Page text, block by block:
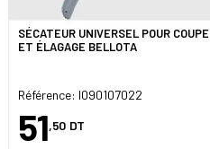
SÉCATEUR UNIVERSEL POUR COUPE
ET ÉLAGAGE BELLOTA
Référence: I090107022
51,50 DT